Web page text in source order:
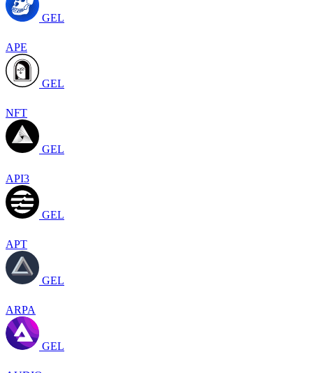
GEL
APE
GEL
NFT
GEL
API3
GEL
APT
GEL
ARPA
GEL